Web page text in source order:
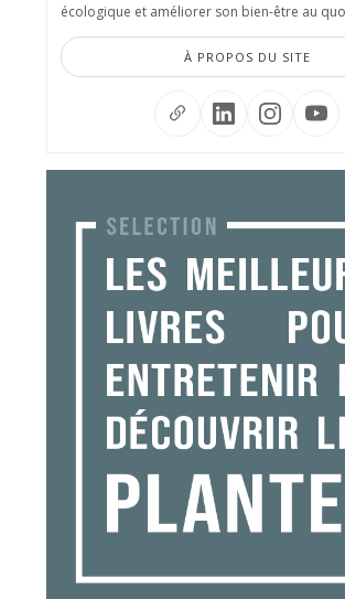
écologique et améliorer son bien-être au
À PROPOS DU SITE